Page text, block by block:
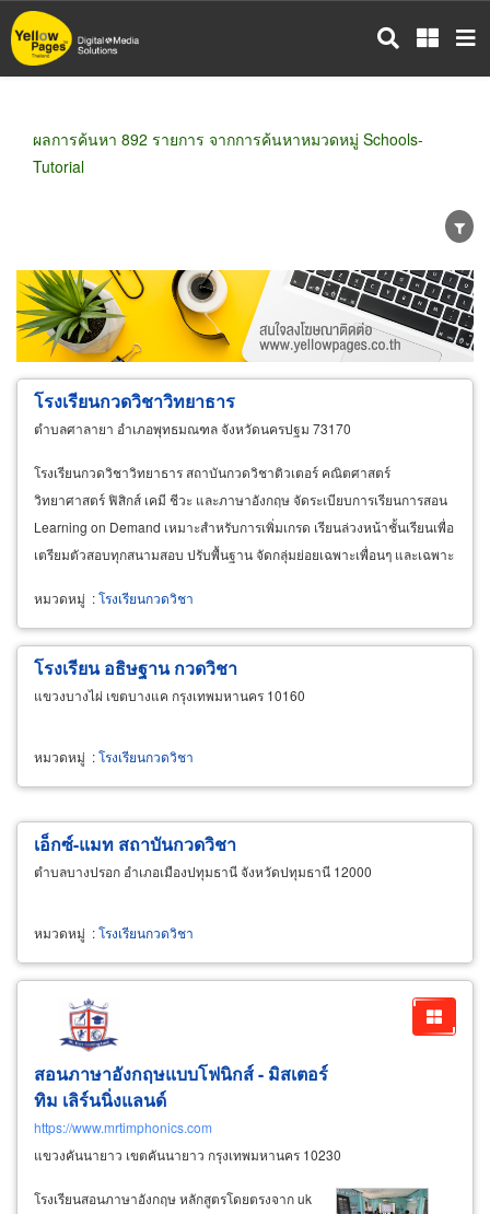
ข้าม
ไป
ผลการค้นหา 892 รายการ จากการค้นหาหมวดหมู่ Schools-
Tutorial
ขายส่ง ขายปลีก ผู้ผลิต
ตัวแทนจัดจำหน่าย
ผู้ส่งออก/นำเข้า
ธุรกิจบริการ
โรงเรียนกวดวิชาวิทยาธาร
ตำบลศาลายา อำเภอพุทธมณฑล จังหวัดนครปฐม 73170
โรงเรียนกวดวิชาวิทยาธาร สถาบันกวดวิชาติวเตอร์ คณิตศาสตร์
วิทยาศาสตร์ ฟิสิกส์ เคมี ชีวะ และภาษาอังกฤษ จัดระเบียบการเรียนการสอน
Learning on Demand เหมาะสำหรับการเพิ่มเกรด เรียนล่วงหน้าชั้นเรียนเพื่อ
เตรียมตัวสอบทุกสนามสอบ ปรับพื้นฐาน จัดกลุ่มย่อยเฉพาะเพื่อนๆ และเฉพาะ
หมวดหมู่ :โรงเรียนกวดวิชา
โรงเรียน อธิษฐาน กวดวิชา
แขวงบางไผ่ เขตบางแค กรุงเทพมหานคร 10160
หมวดหมู่ :โรงเรียนกวดวิชา
เอ็กซ์-แมท สถาบันกวดวิชา
ตำบลบางปรอก อำเภอเมืองปทุมธานี จังหวัดปทุมธานี 12000
หมวดหมู่ :โรงเรียนกวดวิชา
สอนภาษาอังกฤษแบบโฟนิกส์ - มิสเตอร์
ทิม เลิร์นนิ่งแลนด์
https://www.mrtimphonics.com
แขวงคันนายาว เขตคันนายาว กรุงเทพมหานคร 10230
โรงเรียนสอนภาษาอังกฤษ หลักสูตรโดยตรงจาก uk